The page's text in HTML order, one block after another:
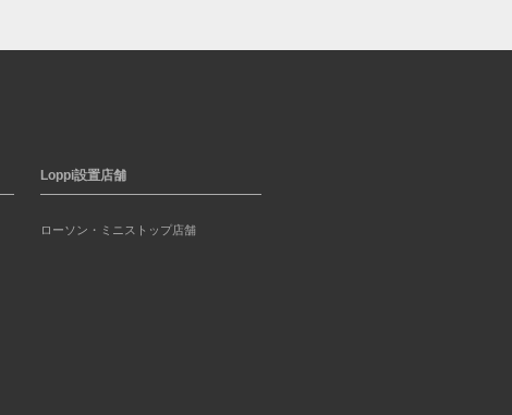
Loppi設置店舗
ローソン・ミニストップ店舗